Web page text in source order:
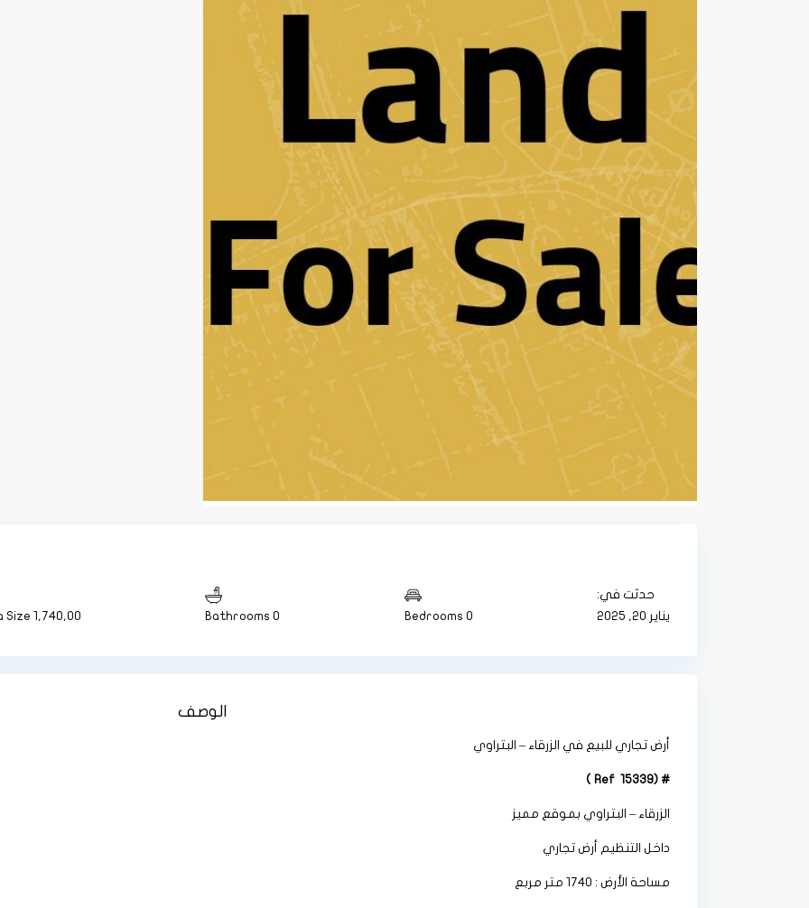
حدثت في:
يناير 20, 2025
0 Bedrooms
0 Bathrooms
1,740,00
Size
الوصف
أرض تجاري للبيع في الزرقاء – البتراوي
# (Ref 15339 )
الزرقاء – البتراوي بموقع مميز
داخل التنظيم أرض تجاري
مساحة الأرض : 1740 متر مربع